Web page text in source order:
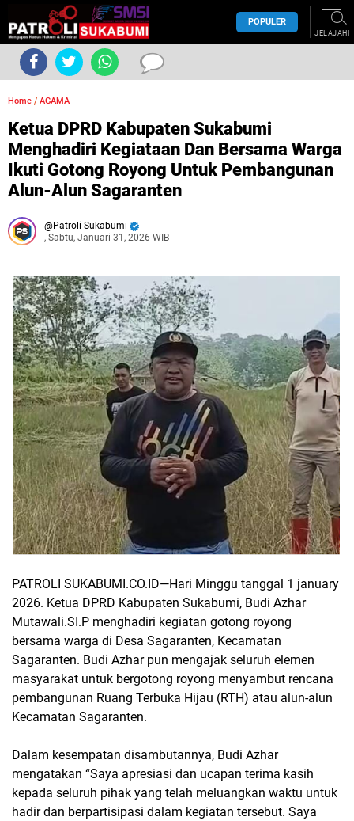
POPULER
JELAJAHI
Home / AGAMA
Ketua DPRD Kabupaten Sukabumi
Menghadiri Kegiataan Dan Bersama Warga
Ikuti Gotong Royong Untuk Pembangunan
Alun-Alun Sagaranten
Patroli Sukabumi
, Sabtu, Januari 31, 2026 WIB
PATROLI SUKABUMI.CO.ID—Hari Minggu tanggal 1 january
2026. Ketua DPRD Kabupaten Sukabumi, Budi Azhar
Mutawali.SI.P menghadiri kegiatan gotong royong
bersama warga di Desa Sagaranten, Kecamatan
Sagaranten. Budi Azhar pun mengajak seluruh elemen
masyarakat untuk bergotong royong menyambut rencana
pembangunan Ruang Terbuka Hijau (RTH) atau alun-alun
Kecamatan Sagaranten.
Dalam kesempatan disambutannya, Budi Azhar
mengatakan “Saya apresiasi dan ucapan terima kasih
kepada seluruh pihak yang telah meluangkan waktu untuk
hadir dan berpartisipasi dalam kegiatan tersebut. Saya